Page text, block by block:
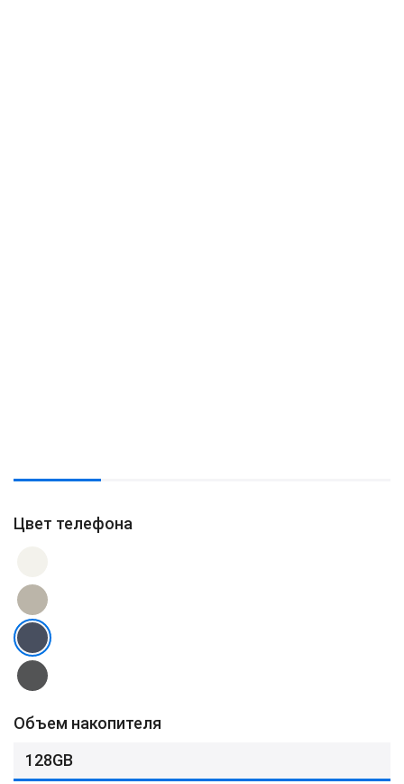
Цвет телефона
Объем накопителя
128GB